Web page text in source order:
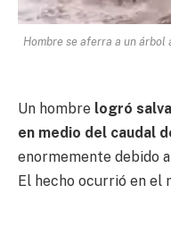
Hombre se aferra a un
Un hombre logró
en medio del caudal
enormemente debido
El hecho ocurrió en el